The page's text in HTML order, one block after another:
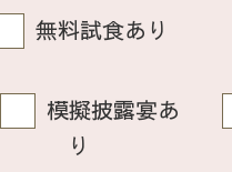
無料試食あり
模擬披露宴あ
り